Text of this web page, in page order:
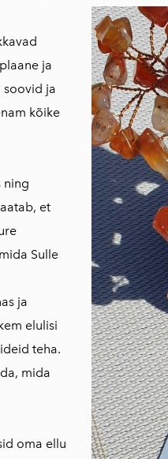
ja
soovid ja
kõike
ning
et
Sulle
ja
elulisi
teha.
mida
oma ellu